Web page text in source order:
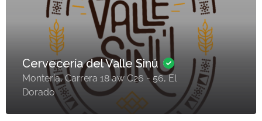
Cervecería del Valle Sinú
Montería, Carrera 18 aw C26 - 56, El
Dorado